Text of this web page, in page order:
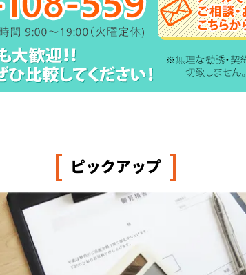
[ ピックアップ ]